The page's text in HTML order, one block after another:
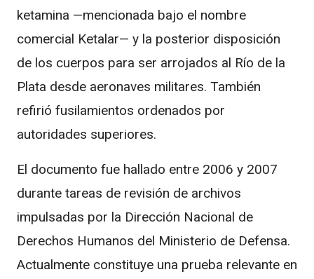
ketamina —mencionada bajo el nombre
comercial Ketalar— y la posterior disposición
de los cuerpos para ser arrojados al Río de la
Plata desde aeronaves militares. También
refirió fusilamientos ordenados por
autoridades superiores.
El documento fue hallado entre 2006 y 2007
durante tareas de revisión de archivos
impulsadas por la Dirección Nacional de
Derechos Humanos del Ministerio de Defensa.
Actualmente constituye una prueba relevante en